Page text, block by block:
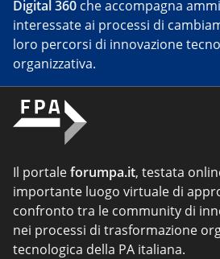
Digital 360 che accompagna
interessate ai processi di
loro percorsi di innovazione
organizzativa.
Il portaleforumpa.it, testata
importante luogo virtuale di
confronto tra le community di
nei processi di trasformazione
tecnologica della PA italiana.